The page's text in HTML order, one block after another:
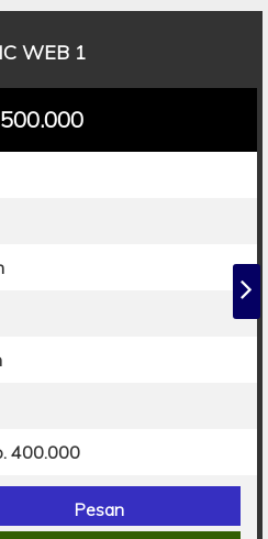
WEB 1
400.000
Pesan